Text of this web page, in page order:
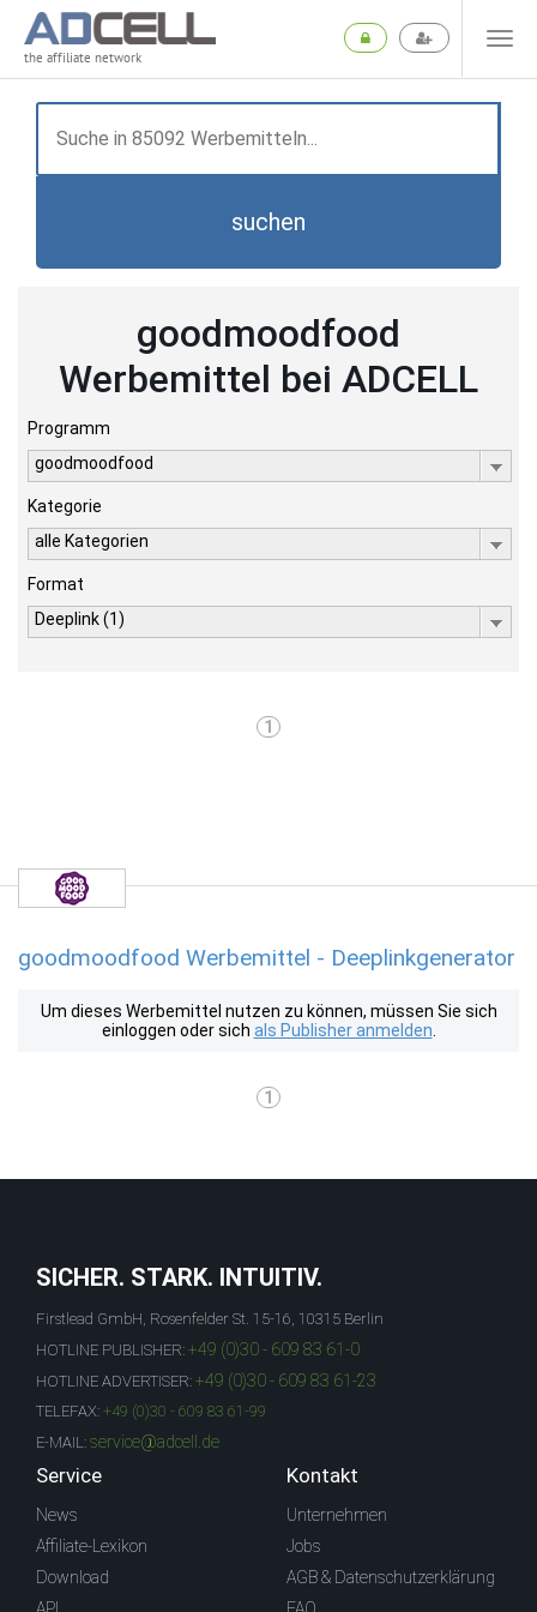
the affiliate network
suchen
goodmoodfood
Werbemittel bei ADCELL
Programm
goodmoodfood
Kategorie
alle Kategorien
Format
Deeplink (1)
1
goodmoodfood Werbemittel - Deeplinkgenerator
Um dieses Werbemittel nutzen zu können, müssen Sie sich
einloggen oder sich als Publisher anmelden
1
SICHER. STARK. INTUITIV.
Firstlead GmbH, Rosenfelder St. 15-16, 10315 Berlin
HOTLINE PUBLISHER: +49 (0)30 - 609 83 61-0
HOTLINE ADVERTISER: +49 (0)30 - 609 83 61-23
TELEFAX: +49 (0)30 - 609 83 61-99
E-MAIL: service@adcell.de
Service
News
Affiliate-Lexikon
Download
Kontakt
Unternehmen
Jobs
AGB & Datenschutzerklärung